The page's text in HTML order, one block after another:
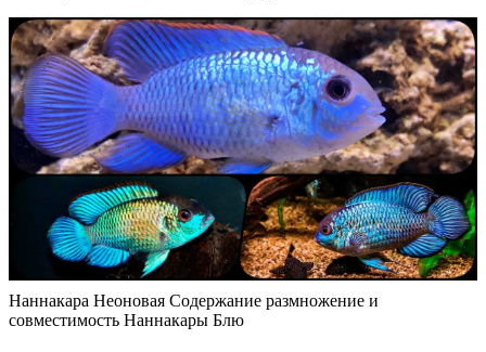
Наннакара Неоновая Содержание размножение и
совместимость Наннакары Блю